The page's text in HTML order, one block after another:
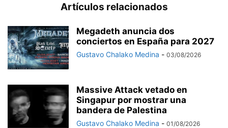
Artículos relacionados
Megadeth anuncia dos
conciertos en España para 2027
Gustavo Chalako Medina - 03/08/2026
Massive Attack vetado en
Singapur por mostrar una
bandera de Palestina
Gustavo Chalako Medina - 01/08/2026